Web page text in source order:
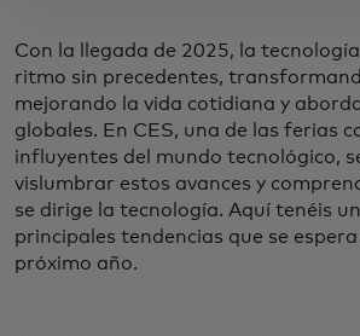
Con la llegada de 2025, la
ritmo sin precedentes,
mejorando la vida cotidiana y
globales. En CES, una de las ferias
influyentes del mundo tecnológico,
vislumbrar estos avances y
se dirige la tecnología. Aquí tenéis
principales tendencias que se
próximo año.